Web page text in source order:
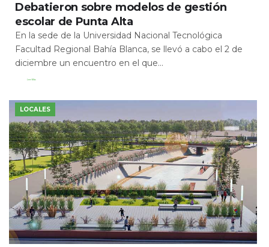
Debatieron sobre modelos de gestión
escolar de Punta Alta
En la sede de la Universidad Nacional Tecnológica
Facultad Regional Bahía Blanca, se llevó a cabo el 2 de
diciembre un encuentro en el que...
Leer Más
LOCALES